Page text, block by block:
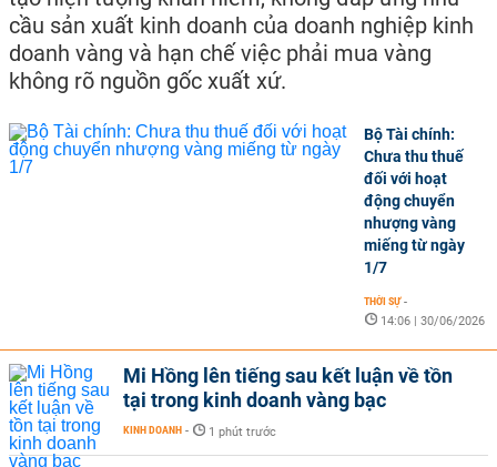
cầu sản xuất kinh doanh của doanh nghiệp kinh
doanh vàng và hạn chế việc phải mua vàng
không rõ nguồn gốc xuất xứ.
Bộ Tài chính:
Chưa thu thuế
đối với hoạt
động chuyển
nhượng vàng
miếng từ ngày
1/7
THỜI SỰ -
14:06 | 30/06/2026
Mi Hồng lên tiếng sau kết luận về tồn
tại trong kinh doanh vàng bạc
KINH DOANH - 1 phút trước